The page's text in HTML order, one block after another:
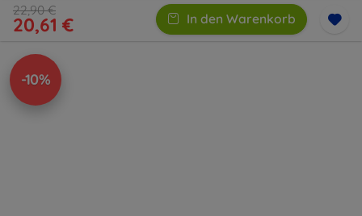
22,90 €
20,61 € In den Warenkorb
-10%